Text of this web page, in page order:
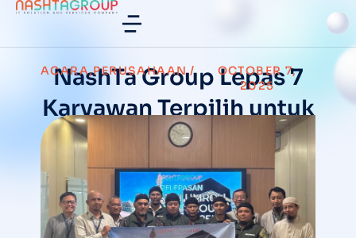
ACARA,PERUSAHAAN /
OCTOBER 7,
2025
NashTa Group Lepas 7
Karyawan Terpilih untuk
Umrah